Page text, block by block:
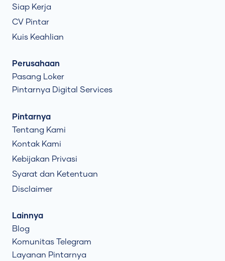
Siap Kerja
CV Pintar
Kuis Keahlian
Perusahaan
Pasang Loker
Pintarnya Digital Services
Pintarnya
Tentang Kami
Kontak Kami
Kebijakan Privasi
Syarat dan Ketentuan
Disclaimer
Lainnya
Blog
Komunitas Telegram
Layanan Pintarnya